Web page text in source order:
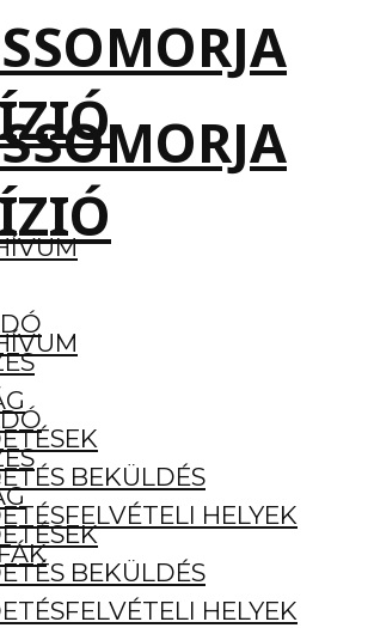
BEKÜLDÉS
HELYEK
BEKÜLDÉS
HELYEK